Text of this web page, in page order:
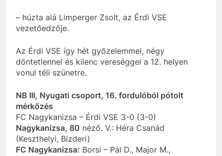
– húzta alá Limperger Zsolt, az Érdi VSE
vezetőedzője.
Az Érdi VSE így hét győzelemmel, négy
döntetlennel és kilenc vereséggel a 12. helyen
vonul téli szünetre.
NB III, Nyugati csoport, 16. fordulóból pótolt
mérkőzés
FC Nagykanizsa – Érdi VSE 3-0 (3-0)
Nagykanizsa, 80 néző. V.: Héra Csanád
(Keszthelyi, Bizderi)
FC Nagykanizsa: Borsi – Pál D., Major M.,